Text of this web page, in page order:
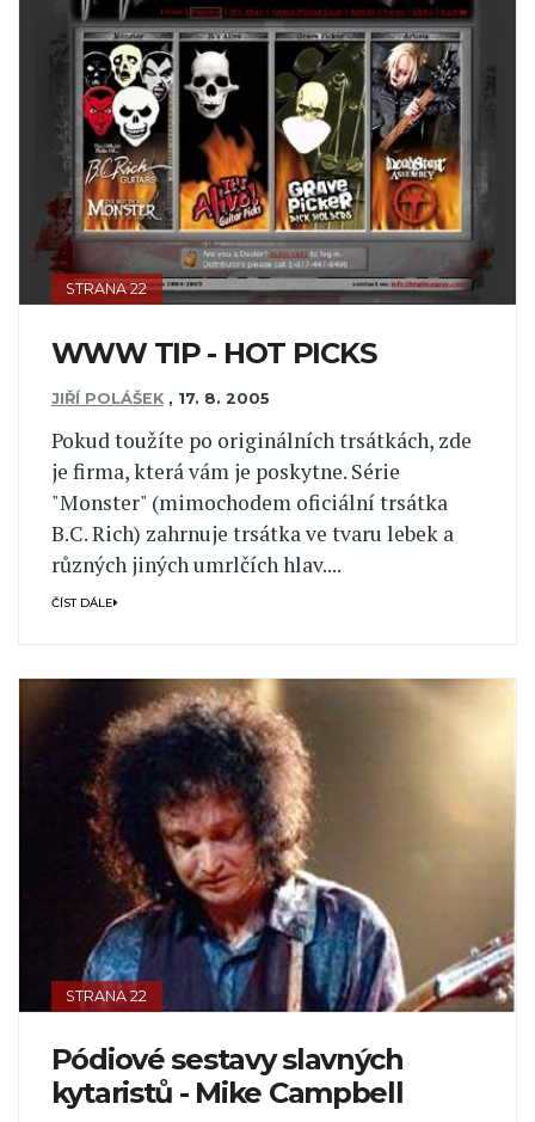
STRANA 22
WWW TIP - HOT PICKS
JIŘÍ POLÁŠEK , 17. 8. 2005
Pokud toužíte po originálních trsátkách, zde
je firma, která vám je poskytne. Série
"Monster" (mimochodem oficiální trsátka
B.C. Rich) zahrnuje trsátka ve tvaru lebek a
různých jiných umrlčích hlav....
ČÍST DÁLE
STRANA 22
Pódiové sestavy slavných
kytaristů - Mike Campbell